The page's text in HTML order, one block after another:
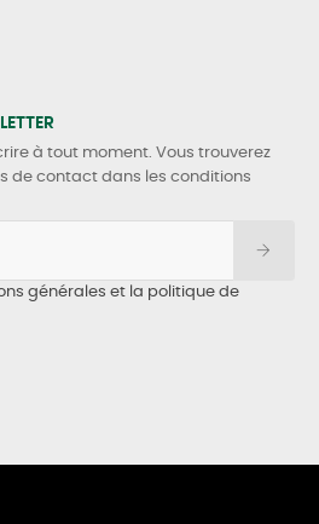
à tout moment. Vous trouverez
de contact dans les conditions
générales et la politique de